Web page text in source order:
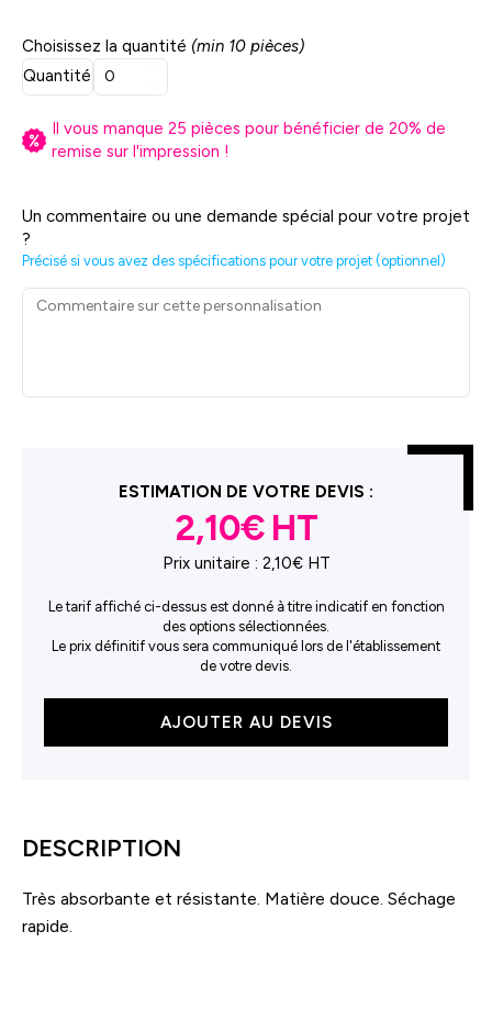
Choisissez la quantité (min 10 pièces)
Quantité
Il vous manque 25 pièces pour bénéficier de 20% de
remise sur l'impression !
Un commentaire ou une demande spécial pour votre projet
?
Précisé si vous avez des spécifications pour votre projet (optionnel)
ESTIMATION DE VOTRE DEVIS :
2,10€
Prix unitaire : 2,10€ HT
Le tarif affiché ci-dessus est donné à titre indicatif en fonction
des options sélectionnées.
Le prix définitif vous sera communiqué lors de l'établissement
de votre devis.
et
vaisselle
AJOUTER AU DEVIS
DESCRIPTION
Très absorbante et résistante. Matière douce. Séchage
rapide.